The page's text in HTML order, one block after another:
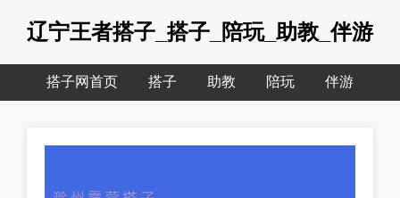
辽宁王者搭子_搭子_陪玩_助教_伴游
搭子网首页 搭子 助教 陪玩 伴游